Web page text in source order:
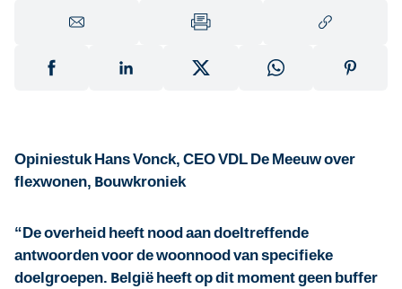
Opiniestuk Hans Vonck, CEO VDL De Meeuw over
flexwonen, Bouwkroniek
“De overheid heeft nood aan doeltreffende
antwoorden voor de woonnood van specifieke
doelgroepen. België heeft op dit moment geen buffer